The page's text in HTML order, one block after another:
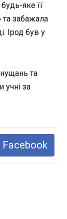
яке її
та забажала
Ірод був у
та
учні за
Facebook